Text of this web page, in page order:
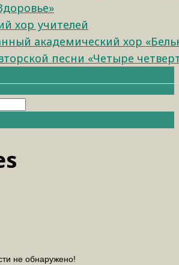
хор учителей
академический хор
песни «Четыре
не обнаружено!